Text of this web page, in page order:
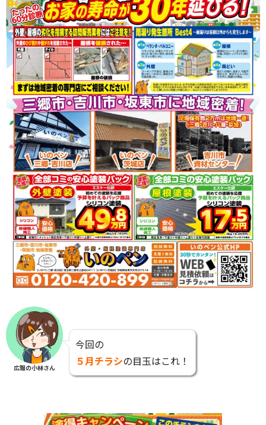
広報の小林さん
今回の
５月チラシの目玉はこれ！